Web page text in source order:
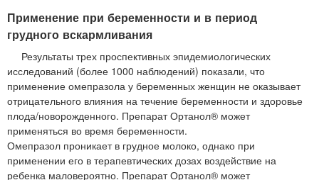
Применение при беременности и в период
грудного вскармливания
Результаты трех проспективных эпидемиологических
исследований (более 1000 наблюдений) показали, что
применение омепразола у беременных женщин не оказывает
отрицательного влияния на течение беременности и здоровье
плода/новорожденного. Препарат Ортанол® может
применяться во время беременности.
Омепразол проникает в грудное молоко, однако при
применении его в терапевтических дозах воздействие на
ребенка маловероятно. Препарат Ортанол® может